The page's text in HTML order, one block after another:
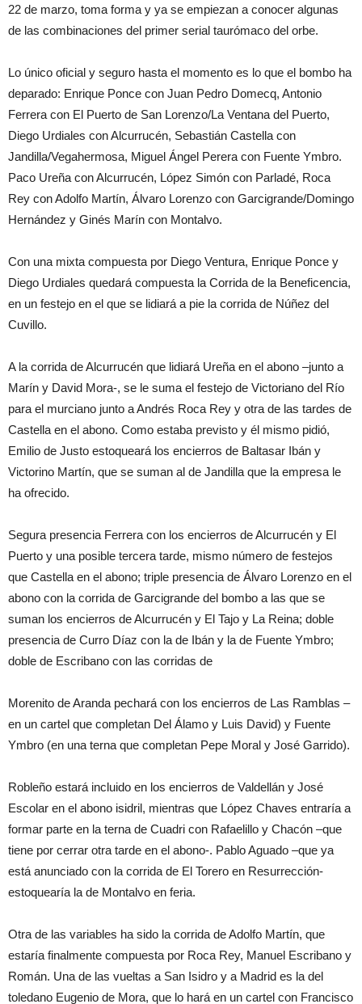
22 de marzo, toma forma y ya se empiezan a conocer algunas
de las combinaciones del primer serial taurómaco del orbe.
Lo único oficial y seguro hasta el momento es lo que el bombo ha
deparado: Enrique Ponce con Juan Pedro Domecq, Antonio
Ferrera con El Puerto de San Lorenzo/La Ventana del Puerto,
Diego Urdiales con Alcurrucén, Sebastián Castella con
Jandilla/Vegahermosa, Miguel Ángel Perera con Fuente Ymbro.
Paco Ureña con Alcurrucén, López Simón con Parladé, Roca
Rey con Adolfo Martín, Álvaro Lorenzo con Garcigrande/Domingo
Hernández y Ginés Marín con Montalvo.
Con una mixta compuesta por Diego Ventura, Enrique Ponce y
Diego Urdiales quedará compuesta la Corrida de la Beneficencia,
en un festejo en el que se lidiará a pie la corrida de Núñez del
Cuvillo.
A la corrida de Alcurrucén que lidiará Ureña en el abono –junto a
Marín y David Mora-, se le suma el festejo de Victoriano del Río
para el murciano junto a Andrés Roca Rey y otra de las tardes de
Castella en el abono. Como estaba previsto y él mismo pidió,
Emilio de Justo estoqueará los encierros de Baltasar Ibán y
Victorino Martín, que se suman al de Jandilla que la empresa le
ha ofrecido.
Segura presencia Ferrera con los encierros de Alcurrucén y El
Puerto y una posible tercera tarde, mismo número de festejos
que Castella en el abono; triple presencia de Álvaro Lorenzo en el
abono con la corrida de Garcigrande del bombo a las que se
suman los encierros de Alcurrucén y El Tajo y La Reina; doble
presencia de Curro Díaz con la de Ibán y la de Fuente Ymbro;
doble de Escribano con las corridas de
Morenito de Aranda pechará con los encierros de Las Ramblas –
en un cartel que completan Del Álamo y Luis David) y Fuente
Ymbro (en una terna que completan Pepe Moral y José Garrido).
Robleño estará incluido en los encierros de Valdellán y José
Escolar en el abono isidril, mientras que López Chaves entraría a
formar parte en la terna de Cuadri con Rafaelillo y Chacón –que
tiene por cerrar otra tarde en el abono-. Pablo Aguado –que ya
está anunciado con la corrida de El Torero en Resurrección-
estoquearía la de Montalvo en feria.
Otra de las variables ha sido la corrida de Adolfo Martín, que
estaría finalmente compuesta por Roca Rey, Manuel Escribano y
Román. Una de las vueltas a San Isidro y a Madrid es la del
toledano Eugenio de Mora, que lo hará en un cartel con Francisco